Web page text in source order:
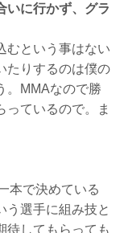
いに行かず、グラ
むという事はない
たりするのは僕の
。MMAなので勝
っているので。ま
本で決めている
う選手に組み技と
待してもらっても